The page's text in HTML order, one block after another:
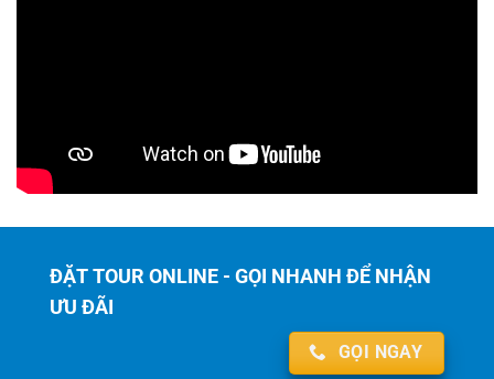
ĐẶT TOUR ONLINE - GỌI NHANH ĐỂ NHẬN
ƯU ĐÃI
GỌI NGAY